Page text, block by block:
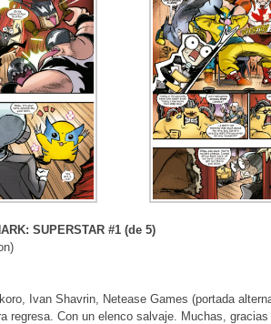
SUPERSTAR #1 (de 5)
Ivan Shavrin, Netease Games (portada
regresa. Con un elenco salvaje. Muchas,